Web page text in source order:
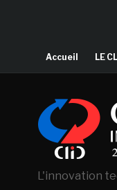
Accueil LE
L'innovation